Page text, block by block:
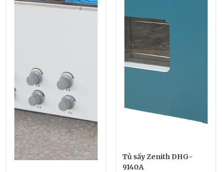
Tủ sấy Zenith DHG-
9140A